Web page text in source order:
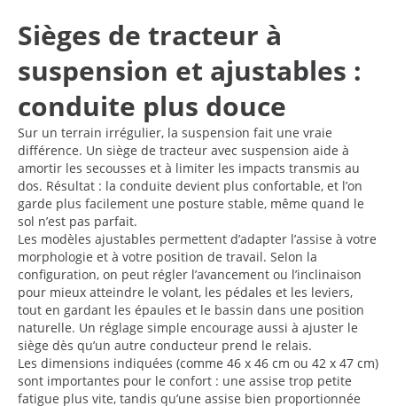
Sièges de tracteur à
suspension et ajustables :
conduite plus douce
Sur un terrain irrégulier, la suspension fait une vraie
différence. Un siège de tracteur avec suspension aide à
amortir les secousses et à limiter les impacts transmis au
dos. Résultat : la conduite devient plus confortable, et l’on
garde plus facilement une posture stable, même quand le
sol n’est pas parfait.
Les modèles ajustables permettent d’adapter l’assise à votre
morphologie et à votre position de travail. Selon la
configuration, on peut régler l’avancement ou l’inclinaison
pour mieux atteindre le volant, les pédales et les leviers,
tout en gardant les épaules et le bassin dans une position
naturelle. Un réglage simple encourage aussi à ajuster le
siège dès qu’un autre conducteur prend le relais.
Les dimensions indiquées (comme 46 x 46 cm ou 42 x 47 cm)
sont importantes pour le confort : une assise trop petite
fatigue plus vite, tandis qu’une assise bien proportionnée